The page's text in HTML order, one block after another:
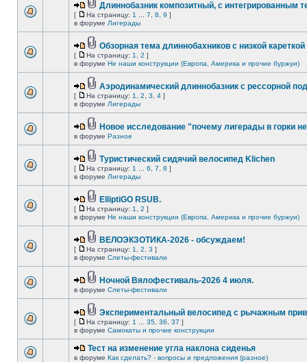
Длиннобазник композитный, с интегрированным
[ На страницу: 1 7 8 9 ]
в форуме Лигерады
Обзорная тема длиннобахников с низкой кареткой
[ На страницу: 1 2 ]
в форуме Не наши конструкции (Европа, Америка и прочие буржуи)
Аэродинамический длиннобазник с рессорной
[ На страницу: 1 2 3 4 ]
в форуме Лигерады
Новое исследование "почему лигерады в горки
в форуме Разное
Туристический сидячий велосипед Klichen
[ На страницу: 1 6 7 8 ]
в форуме Лигерады
ElliptiGO RSUB.
[ На страницу: 1 2 ]
в форуме Не наши конструкции (Европа, Америка и прочие буржуи)
ВЕЛОЭКЗОТИКА-2026 - обсуждаем!
[ На страницу: 1 2 3 ]
в форуме Слеты-фестивали
Ночной Вялофестиваль-2026 4 июля.
в форуме Слеты-фестивали
Экспериментальный велосипед с рычажным
[ На страницу: 1 35 36 37 ]
в форуме Самокаты и прочие конструкции
Тест на изменение угла наклона сиденья
в форуме Как сделать? - вопросы и предложения (разное)